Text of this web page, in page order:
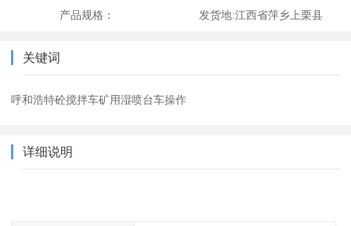
产品规格： 发货地:江西省萍乡上栗县
关键词
呼和浩特砼搅拌车矿用湿喷台车操作
详细说明